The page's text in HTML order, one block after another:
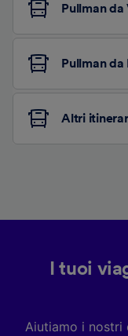
Pullman da
Pullman da
Altri
I tuoi
Aiutiamo i nostri